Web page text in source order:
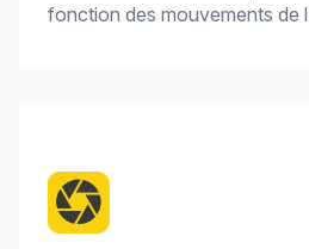
fonction des mouvements de